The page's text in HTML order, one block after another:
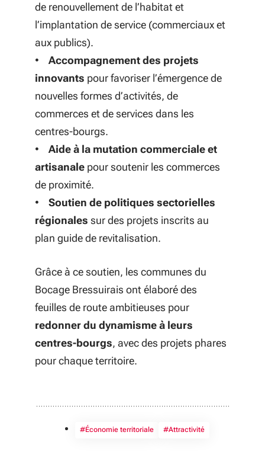
de renouvellement de l’habitat et
l’implantation de service (commerciaux et
aux publics).
• Accompagnement des projets
innovants pour favoriser l’émergence de
nouvelles formes d’activités, de
commerces et de services dans les
centres-bourgs.
• Aide à la mutation commerciale et
artisanale pour soutenir les commerces
de proximité.
• Soutien de politiques sectorielles
régionales sur des projets inscrits au
plan guide de revitalisation.
Grâce à ce soutien, les communes du
Bocage Bressuirais ont élaboré des
feuilles de route ambitieuses pour
redonner du dynamisme à leurs
centres-bourgs, avec des projets phares
pour chaque territoire.
#Économie territoriale #Attractivité